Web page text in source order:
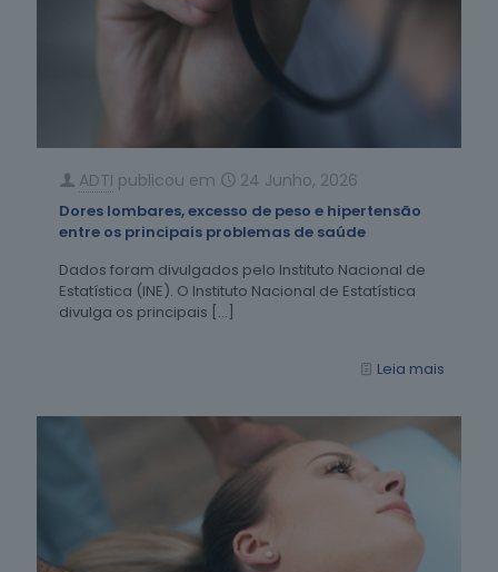
ADTI publicou em 24 Junho, 2026
Dores lombares, excesso de peso e hipertensão
entre os principais problemas de saúde
Dados foram divulgados pelo Instituto Nacional de
Estatística (INE). O Instituto Nacional de Estatística
divulga os principais […]
Leia mais